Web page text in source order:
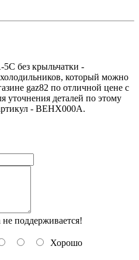
без крыльчатки -
который можно
gaz82 по отличной цене с
уточнения деталей по этому
- ВЕНХ000А.
поддерживается!
Хорошо